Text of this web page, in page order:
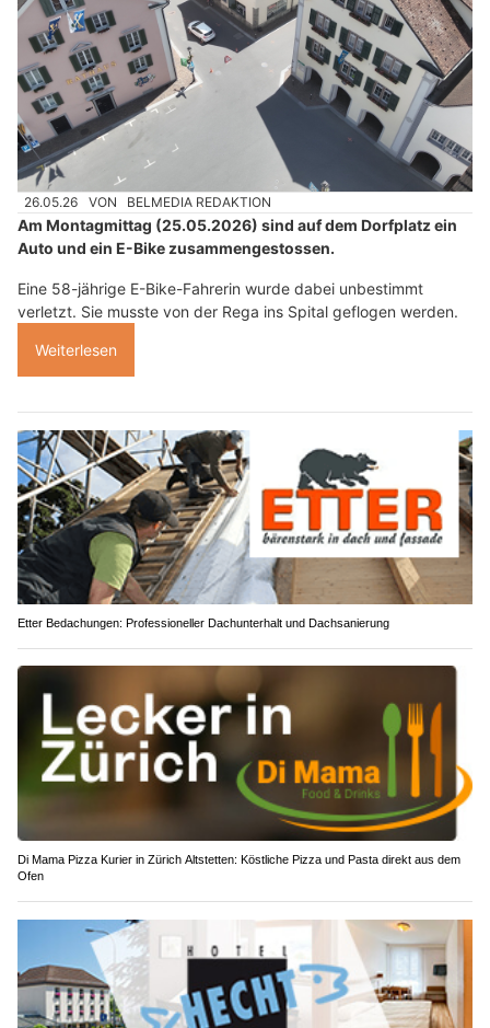
26.05.26 VON BELMEDIA REDAKTION
Am Montagmittag (25.05.2026) sind auf dem Dorfplatz ein
Auto und ein E-Bike zusammengestossen.
Eine 58-jährige E-Bike-Fahrerin wurde dabei unbestimmt
verletzt. Sie musste von der Rega ins Spital geflogen werden.
Weiterlesen
Etter Bedachungen: Professioneller Dachunterhalt und Dachsanierung
Di Mama Pizza Kurier in Zürich Altstetten: Köstliche Pizza und Pasta direkt aus dem
Ofen